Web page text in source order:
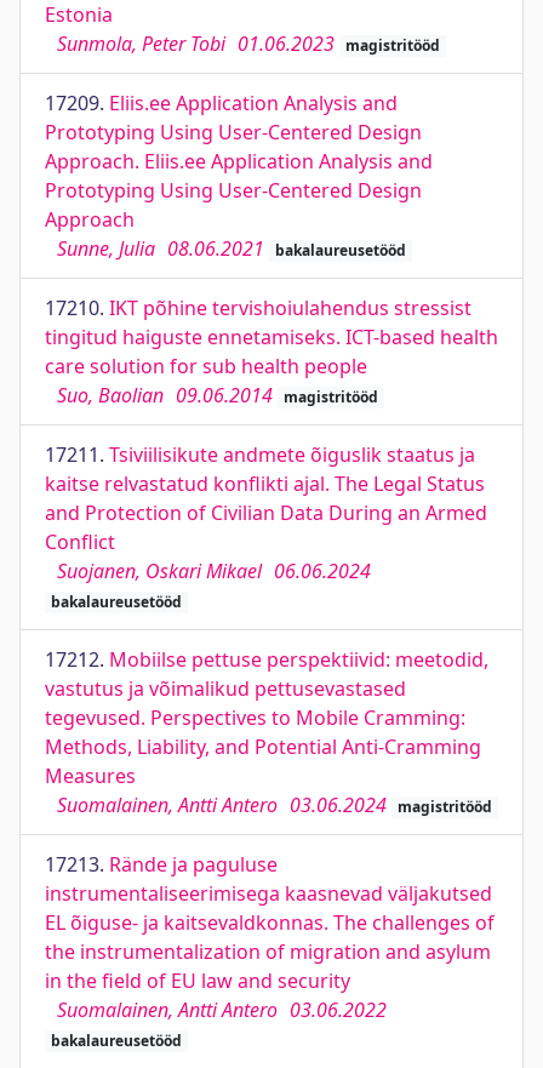
Estonia
Sunmola, Peter Tobi 01.06.2023 magistritööd
17209. Eliis.ee Application Analysis and
Prototyping Using User-Centered Design
Approach. Eliis.ee Application Analysis and
Prototyping Using User-Centered Design
Approach
Sunne, Julia 08.06.2021 bakalaureusetööd
17210. IKT põhine tervishoiulahendus stressist
tingitud haiguste ennetamiseks. ICT-based health
care solution for sub health people
Suo, Baolian 09.06.2014 magistritööd
17211. Tsiviilisikute andmete õiguslik staatus ja
kaitse relvastatud konflikti ajal. The Legal Status
and Protection of Civilian Data During an Armed
Conflict
Suojanen, Oskari Mikael 06.06.2024
bakalaureusetööd
17212. Mobiilse pettuse perspektiivid: meetodid,
vastutus ja võimalikud pettusevastased
tegevused. Perspectives to Mobile Cramming:
Methods, Liability, and Potential Anti-Cramming
Measures
Suomalainen, Antti Antero 03.06.2024 magistritööd
17213. Rände ja paguluse
instrumentaliseerimisega kaasnevad väljakutsed
EL õiguse- ja kaitsevaldkonnas. The challenges of
the instrumentalization of migration and asylum
in the field of EU law and security
Suomalainen, Antti Antero 03.06.2022
bakalaureusetööd